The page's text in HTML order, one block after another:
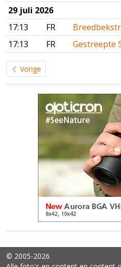
29 juli 2026
17:13
FR
17:13
FR Gestreepte
Vorige
© 2005-2026